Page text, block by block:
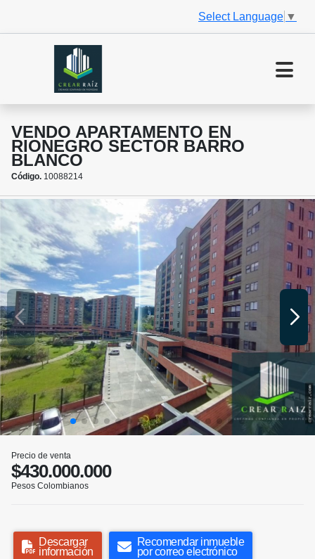
Select Language ▼
VENDO APARTAMENTO EN
RIONEGRO SECTOR BARRO
BLANCO
Código. 10088214
Precio de venta
$430.000.000
Pesos Colombianos
Descargar
información
Recomendar inmueble
por correo electrónico